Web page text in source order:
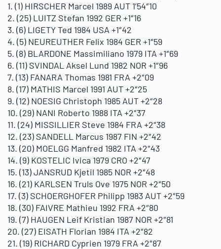
1. (1) HIRSCHER Marcel 1989 AUT 1’54″10
2. (25) LUITZ Stefan 1992 GER +1″16
3. (6) LIGETY Ted 1984 USA +1″42
4. (5) NEUREUTHER Felix 1984 GER +1″59
5. (8) BLARDONE Massimiliano 1979 ITA +1″69
6. (11) SVINDAL Aksel Lund 1982 NOR +1″96
7. (13) FANARA Thomas 1981 FRA +2″09
8. (17) MATHIS Marcel 1991 AUT +2″25
9. (12) NOESIG Christoph 1985 AUT +2″28
10. (29) NANI Roberto 1988 ITA +2″37
11. (24) MISSILLIER Steve 1984 FRA +2″38
12. (23) SANDELL Marcus 1987 FIN +2″42
13. (20) MOELGG Manfred 1982 ITA +2″43
14. (9) KOSTELIC Ivica 1979 CRO +2″47
15. (13) JANSRUD Kjetil 1985 NOR +2″48
16. (21) KARLSEN Truls Ove 1975 NOR +2″50
17. (3) SCHOERGHOFER Philipp 1983 AUT +2″59
18. (30) FAIVRE Mathieu 1992 FRA +2″80
19. (7) HAUGEN Leif Kristian 1987 NOR +2″81
20. (27) EISATH Florian 1984 ITA +2″82
21. (19) RICHARD Cyprien 1979 FRA +2″87